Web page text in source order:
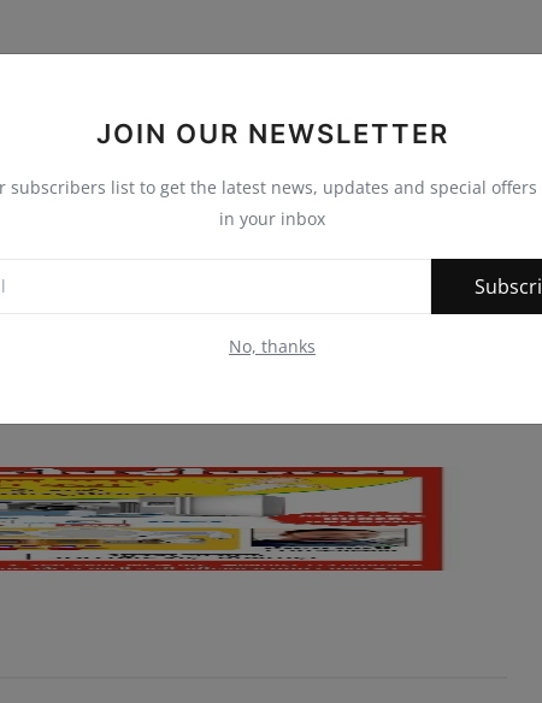
JOIN OUR NEWSLETTER
subscribers list to get the latest news, updates and special
in your inbox
No, thanks